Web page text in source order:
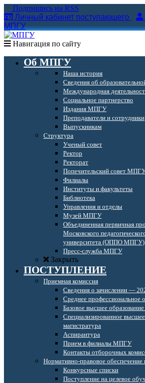
Подпишись на RSS
Личный кабинет поступающего
МПГУ
Навигация по сайту
Об МПГУ
Наша история
Сведения об
Международная
Социальное партнерство
Издания МПГУ
Преподаватели и сотрудники
Выпускникам
Структура
Ученый совет
Ректор
Ректорат
Попечительский совет
Филиалы
Институты и факультеты
Библиотека
Управления и отделы
Музей МПГУ
Объединенная первичная
Московского
университета (ОППО МПГУ)
Пресс-служба МПГУ
Закрыть
ПОСТУПЛЕНИЕ
Приемная комиссия
Сведения о зачислении —
Среднее профессиональное
Базовое высшее
Специализированное
магистратура
Аспирантура
Прием в филиалы МПГУ
Контакты отборочных
Нормативно-правовое обеспечение
Конкурсные списки
Поступление на целевое